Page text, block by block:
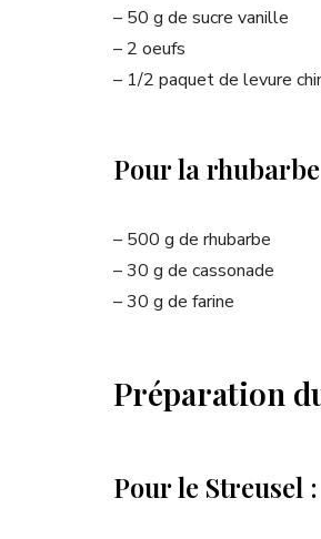
– 50 g de sucre vanille
– 2 oeufs
– 1/2 paquet de levure
Pour la
– 500 g de rhubarbe
– 30 g de cassonade
– 30 g de farine
Préparation
Pour le Streusel :